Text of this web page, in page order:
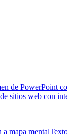
de PowerPoint
sitios web con
a mapa mental